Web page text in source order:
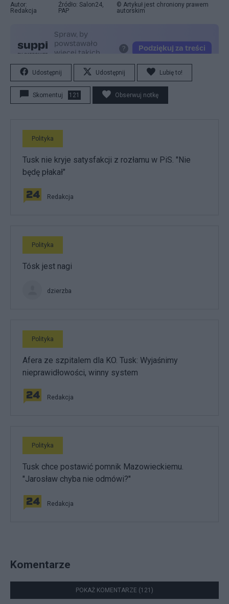
Autor:
Redakcja
Źródło: Salon24,
PAP
© Artykuł jest chroniony prawem
autorskim
Udostępnij Udostępnij Lubię to!
Skomentuj 121 Obserwuj notkę
Polityka
Tusk nie kryje satysfakcji z rozłamu w PiS. "Nie
będę płakał"
Redakcja
Polityka
Tósk jest nagi
dzierzba
Polityka
Afera ze szpitalem dla KO. Tusk: Wyjaśnimy
nieprawidłowości, winny system
Redakcja
Polityka
Tusk chce postawić pomnik Mazowieckiemu.
"Jarosław chyba nie odmówi?"
Redakcja
Komentarze
POKAŻ KOMENTARZE (121)